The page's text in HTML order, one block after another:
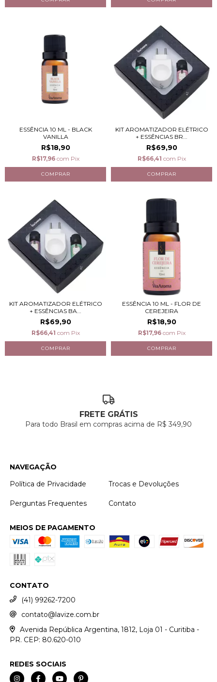
ESSÊNCIA 10 ML - BLACK
VANILLA
R$18,90
R$17,96 com Pix
KIT AROMATIZADOR ELÉTRICO
+ ESSÊNCIAS BR...
R$69,90
R$66,41 com Pix
KIT AROMATIZADOR ELÉTRICO
+ ESSÊNCIAS BA...
R$69,90
R$66,41 com Pix
ESSÊNCIA 10 ML - FLOR DE
CEREJEIRA
R$18,90
R$17,96 com Pix
FRETE GRÁTIS
Para todo Brasil em compras acima de R$ 349,90
NAVEGAÇÃO
Política de Privacidade
Trocas e Devoluções
Perguntas Frequentes Contato
MEIOS DE PAGAMENTO
CONTATO
(41) 99262-7200
contato@lavize.com.br
Avenida República Argentina, 1812, Loja 01 - Curitiba -
PR. CEP: 80.620-010
REDES SOCIAIS